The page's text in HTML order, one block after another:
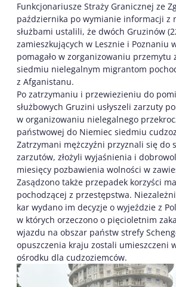
Funkcjonariusze Straży Granicznej ze
października po wymianie informacji z
służbami ustalili, że dwóch Gruzinów
zamieszkujących w Lesznie i Poznaniu
pomagało w zorganizowaniu przemytu
siedmiu nielegalnym migrantom
z Afganistanu.
Po zatrzymaniu i przewiezieniu do
służbowych Gruzini usłyszeli zarzuty
w organizowaniu nielegalnego
państwowej do Niemiec siedmiu
Zatrzymani mężczyźni przyznali się do
zarzutów, złożyli wyjaśnienia i
miesięcy pozbawienia wolności w
Zasądzono także przepadek korzyści
pochodzącej z przestępstwa.
kar wydano im decyzje o wyjeździe z
w których orzeczono o pięcioletnim
wjazdu na obszar państw strefy
opuszczenia kraju zostali umieszczeni
ośrodku dla cudzoziemców.